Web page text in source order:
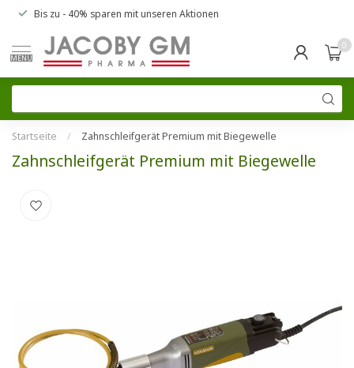
Bis zu - 40% sparen mit unseren Aktionen
MENU
0
Startseite / Zahnschleifgerät Premium mit Biegewelle
Zahnschleifgerät Premium mit Biegewelle